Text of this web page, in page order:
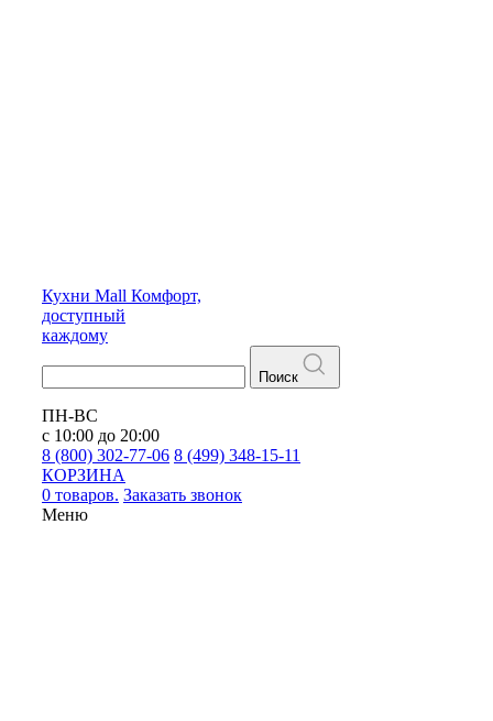
Кухни Mall Комфорт,
доступный
каждому
Поиск
ПН-ВС
с 10:00 до 20:00
8 (800) 302-77-06 8 (499) 348-15-11
КОРЗИНА
0 товаров. Заказать звонок
Меню